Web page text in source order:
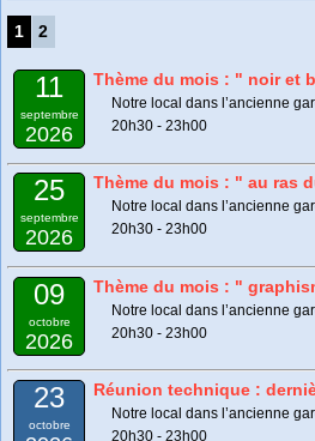
1 2
11
septembre
2026
Thème du mois : " noir et
Notre local dans l’ancienne
20h30 - 23h00
25
septembre
2026
Thème du mois : " au ras
Notre local dans l’ancienne
20h30 - 23h00
09
octobre
2026
Thème du mois : "
Notre local dans l’ancienne
20h30 - 23h00
23
octobre
Réunion technique :
Notre local dans l’ancienne
20h30 - 23h00